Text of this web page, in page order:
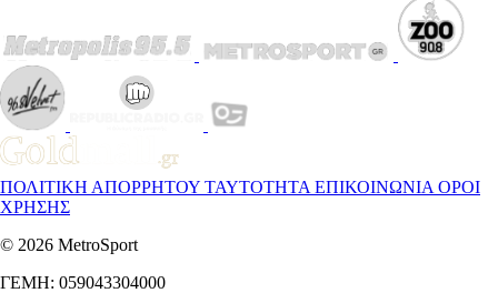
ΠΟΛΙΤΙΚΗ ΑΠΟΡΡΗΤΟΥ ΤΑΥΤΟΤΗΤΑ ΕΠΙΚΟΙΝΩΝΙΑ ΟΡΟΙ
ΧΡΗΣΗΣ
© 2026 MetroSport
ΓΕΜΗ: 059043304000